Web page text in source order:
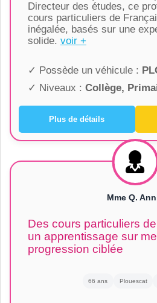
Directeur des études, ce
cours particuliers de
inégalée, basés sur une
solide. voir +
✓ Possède un véhicule :
✓ Niveaux : Collège,
Plus de détails
Mme Q.
Des cours particuliers
un apprentissage sur
progression ciblée
66 ans Plouescat